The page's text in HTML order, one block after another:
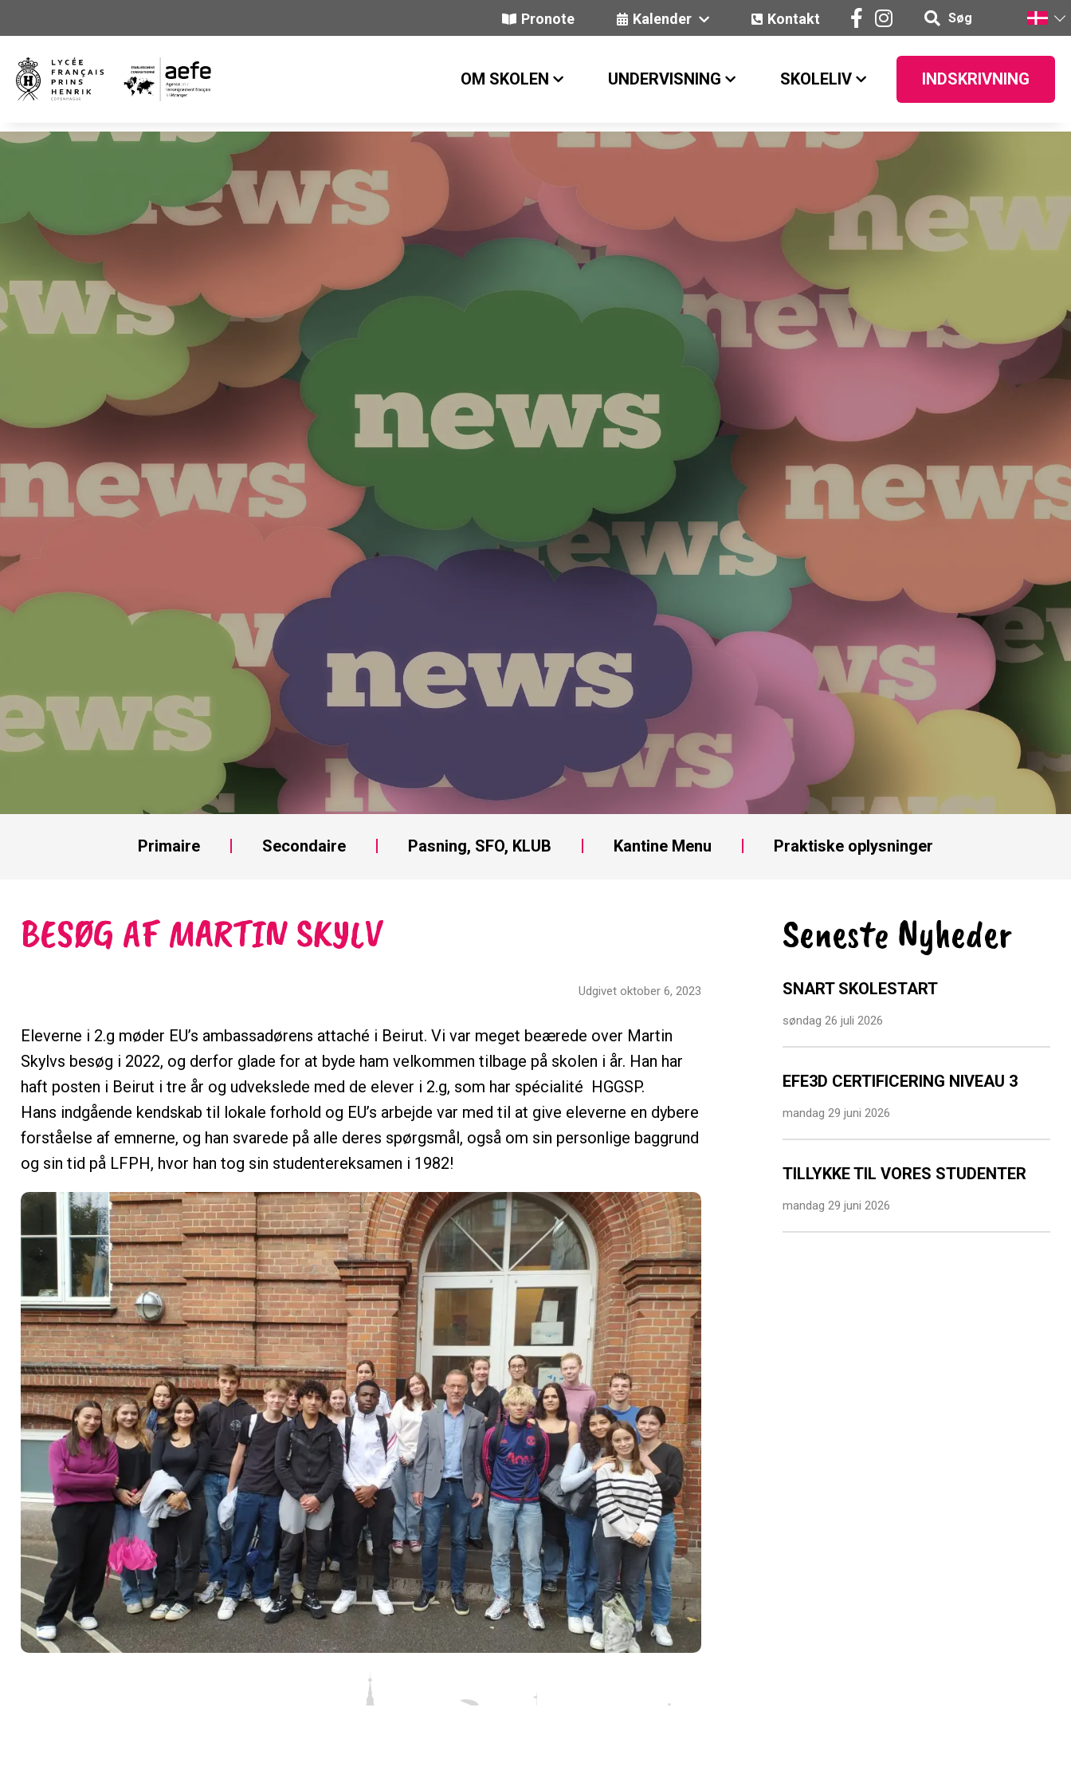
Pronote Kalender Kontakt Søg
OM SKOLEN UNDERVISNING SKOLELIV INDSKRIVNING
Primaire Secondaire Pasning, SFO, KLUB Kantine Menu Praktiske oplysninger
BESØG AF MARTIN SKYLV
Udgivet oktober 6, 2023
Eleverne i 2.g møder EU’s ambassadørens attaché i Beirut. Vi var meget beærede over Martin
Skylvs besøg i 2022, og derfor glade for at byde ham velkommen tilbage på skolen i år. Han har
haft posten i Beirut i tre år og udvekslede med de elever i 2.g, som har spécialité HGGSP.
Hans indgående kendskab til lokale forhold og EU’s arbejde var med til at give eleverne en dybere
forståelse af emnerne, og han svarede på alle deres spørgsmål, også om sin personlige baggrund
og sin tid på LFPH, hvor han tog sin studentereksamen i 1982!
Seneste Nyheder
SNART SKOLESTART
søndag 26 juli 2026
EFE3D CERTIFICERING NIVEAU 3
mandag 29 juni 2026
TILLYKKE TIL VORES STUDENTER
mandag 29 juni 2026